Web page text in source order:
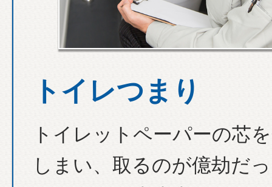
トイレつまり
トイレットペーパーの芯
しまい、取るのが億劫だ